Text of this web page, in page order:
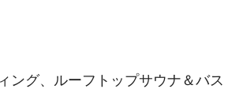
ング、ルーフトップサウナ＆バス